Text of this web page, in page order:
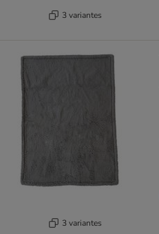
3 variantes
3 variantes